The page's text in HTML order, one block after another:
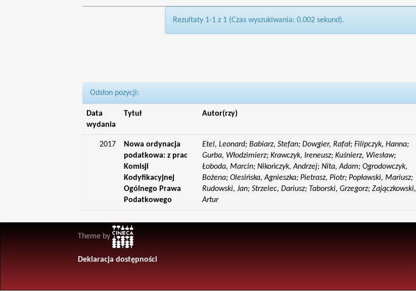
Rezultaty 1-1 z 1 (Czas wyszukiwania: 0.002 sekund).
Odsłon pozycji:
Data
wydania
Tytuł Autor(rzy)
2017
Nowa ordynacja
podatkowa: z prac
Komisji
Kodyfikacyjnej
Ogólnego Prawa
Podatkowego
Etel, Leonard; Babiarz, Stefan; Dowgier, Rafał; Filipczyk, Hanna;
Gurba, Włodzimierz; Krawczyk, Ireneusz; Kuśnierz, Wiesław;
Łoboda, Marcin; Nikończyk, Andrzej; Nita, Adam; Ogrodowczyk,
Bożena; Olesińska, Agnieszka; Pietrasz, Piotr; Popławski, Mariusz;
Rudowski, Jan; Strzelec, Dariusz; Taborski, Grzegorz; Zajączkowski,
Artur
Theme by
Deklaracja dostępności